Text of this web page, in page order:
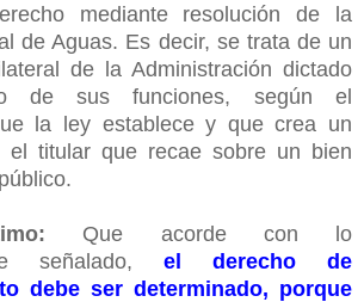
mediante resolución de la
de Aguas. Es decir, se trata de un
de la Administración dictado
de sus funciones, según el
la ley establece y que crea un
el titular que recae sobre un bien
Que acorde con lo
señalado, el derecho de
debe ser determinado, porque